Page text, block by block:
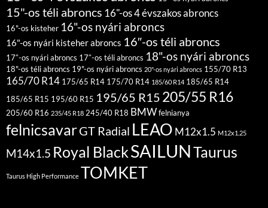
15"-os téli abroncs 16"-os 4 évszakos abroncs
16"-os kisteher 16"-os nyári abroncs
16"-os nyári kisteher abroncs 16″-os téli abroncs
17″-os nyári abroncs 17″-os téli abroncs 18"-os nyári abroncs
18"-os téli abroncs 19"-os nyári abroncs 20"-os nyári abroncs 155/70 R13
165/70 R14 175/65 R14 175/70 R14 185/60 R14 185/65 R14
185/65 R15 195/60 R15 195/65 R15 205/55 R16
205/60 R16 235/45 R18 245/40 R18 BMWfelnianya
felnicsavarGT Radial LEAO M12x1.5 M12x1.25
M14x1.5 Royal BlackSAILUNTaurus
Taurus High Performance TOMKET